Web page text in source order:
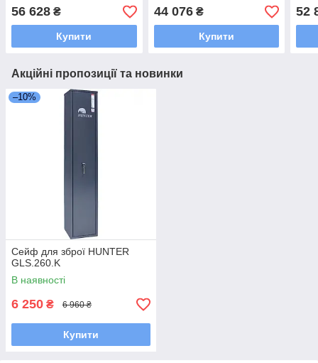
56 628 ₴
Купити
44 076₴
Купити
52
Акційні пропозиції та новинки
–10%
Сейф для зброї HUNTER
GLS.260.K
В наявності
6 250 ₴ 6 960 ₴
Купити